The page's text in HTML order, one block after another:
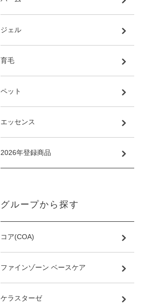
ジェル
育毛
ペット
エッセンス
2026年登録商品
グループから探す
コア(COA)
ファインゾーン ベースケア
ケラスターゼ